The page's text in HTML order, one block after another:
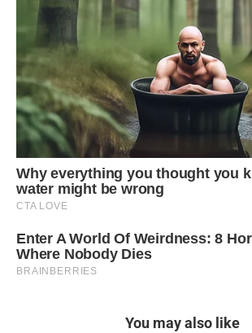
You may also like